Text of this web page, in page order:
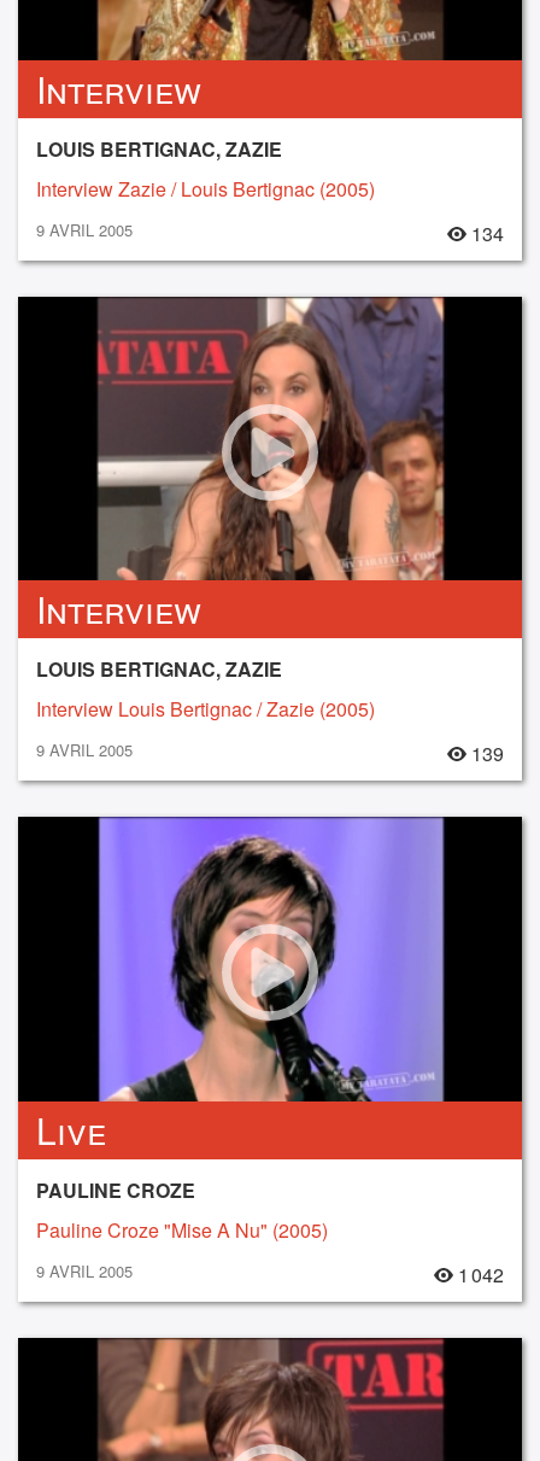
Interview
LOUIS BERTIGNAC, ZAZIE
Interview Zazie / Louis Bertignac (2005)
9 AVRIL 2005 134
Interview
LOUIS BERTIGNAC, ZAZIE
Interview Louis Bertignac / Zazie (2005)
9 AVRIL 2005 139
Live
PAULINE CROZE
Pauline Croze "Mise A Nu" (2005)
9 AVRIL 2005 1 042